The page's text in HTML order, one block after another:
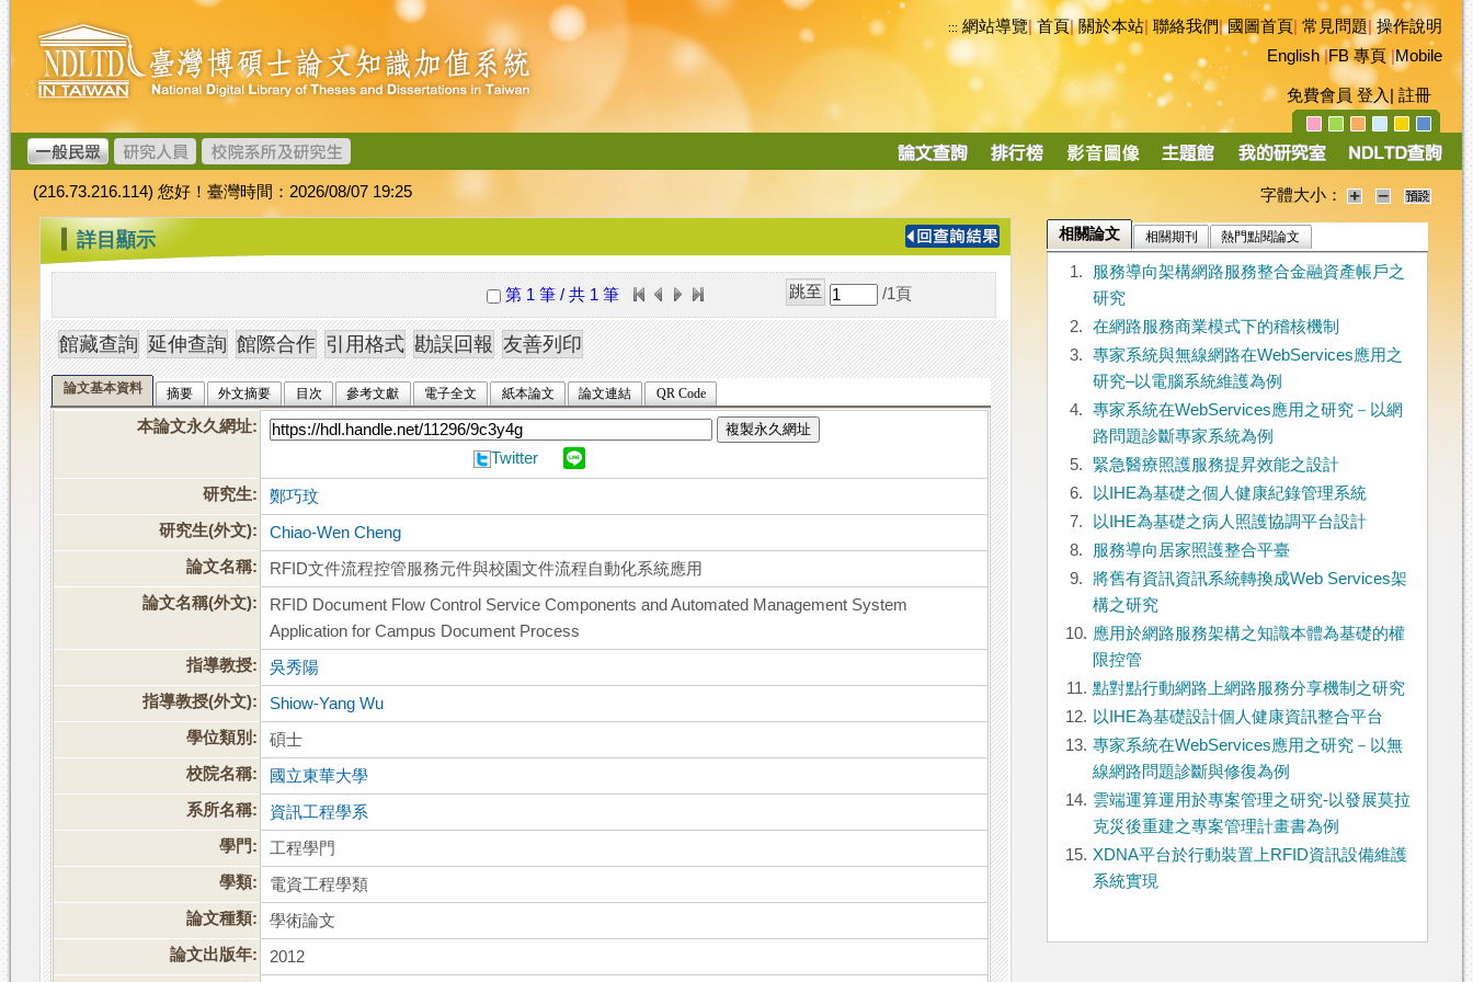
跳
到
主
要
內
容
臺
灣
博
碩
士
論
文
加
值
系
統
::: 網站導覽|首頁|關於本站 聯絡我們|國圖首頁 常見問題|操作說明
English|FB 專頁|Mobile
免費會員 登入 註冊
導
(216.73.216.114) 您好！臺灣時間：2026/08/07 19:25 字體大小：
::: 詳目顯示
第 1 筆 / 共 1 筆 /1 頁
論文基本資料 摘要 外文摘要 目次 參考文獻 電子全文 紙本論文 論文連結 QR Code
本論文永久網址: 複製永久網址
Twitter
研究生:
鄭巧玟
研究生(外文):
Chiao-Wen Cheng
論文名稱:
RFID文件流程控管服務元件與校園文件流程自動化系統應用
論文名稱(外文):
RFID Document Flow Control Service Components and Automated Management System
Application for Campus Document Process
指導教授:
吳秀陽
指導教授(外文):
Shiow-Yang Wu
學位類別:
碩士
校院名稱:
國立東華大學
系所名稱:
資訊工程學系
學門:
工程學門
學類:
電資工程學類
論文種類:
學術論文
論文出版年:
2012
相關論文 相關期刊 熱門點閱論文
1.
服務導向架構網路服務整合金融資產帳戶之
研究
2.
在網路服務商業模式下的稽核機制
3.
專家系統與無線網路在WebServices應用之
研究–以電腦系統維護為例
4.
專家系統在WebServices應用之研究－以網
路問題診斷專家系統為例
5.
緊急醫療照護服務提昇效能之設計
6.
以IHE為基礎之個人健康紀錄管理系統
7.
以IHE為基礎之病人照護協調平台設計
8.
服務導向居家照護整合平臺
9.
將舊有資訊資訊系統轉換成Web Services架
構之研究
10. 應用於網路服務架構之知識本體為基礎的權
限控管
11. 點對點行動網路上網路服務分享機制之研究
12. 以IHE為基礎設計個人健康資訊整合平台
13. 專家系統在WebServices應用之研究－以無
線網路問題診斷與修復為例
14. 雲端運算運用於專案管理之研究-以發展莫拉
克災後重建之專案管理計畫書為例
15. XDNA平台於行動裝置上RFID資訊設備維護
系統實現